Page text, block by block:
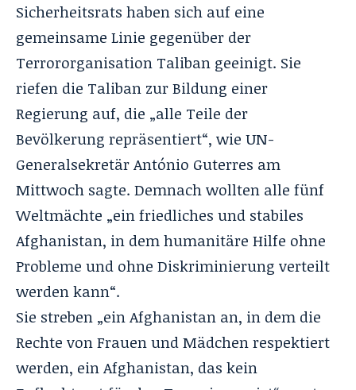
Sicherheitsrats haben sich auf eine
gemeinsame Linie gegenüber der
Terrororganisation Taliban geeinigt. Sie
riefen die Taliban zur Bildung einer
Regierung auf, die „alle Teile der
Bevölkerung repräsentiert“, wie UN-
Generalsekretär António Guterres am
Mittwoch sagte. Demnach wollten alle fünf
Weltmächte „ein friedliches und stabiles
Afghanistan, in dem humanitäre Hilfe ohne
Probleme und ohne Diskriminierung verteilt
werden kann“.
Sie streben „ein Afghanistan an, in dem die
Rechte von Frauen und Mädchen respektiert
werden, ein Afghanistan, das kein